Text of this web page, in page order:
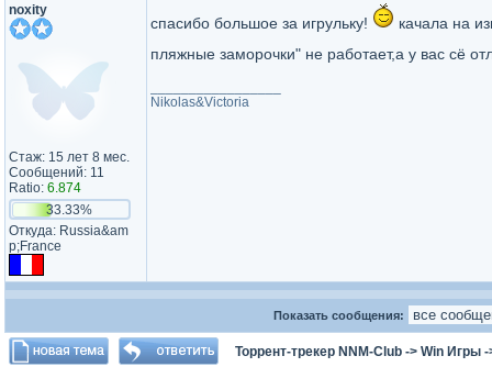
noxity
Стаж: 15 лет 8 мес.
Сообщений: 11
Ratio: 6.874
33.33%
Откуда: Russia&am​
p;France​
спасибо большое за игрульку!
качала на
пляжные заморочки" не работает,а у вас сё
Nikolas&Victoria
Показать сообщения:
Торрент-трекер NNM-Club -> Win Игры